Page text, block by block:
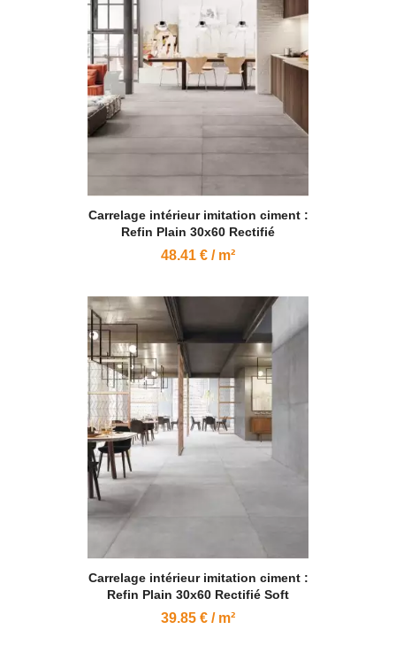
Carrelage intérieur imitation ciment :
Refin Plain 30x60 Rectifié
48.41 € / m²
Carrelage intérieur imitation ciment :
Refin Plain 30x60 Rectifié Soft
39.85 € / m²